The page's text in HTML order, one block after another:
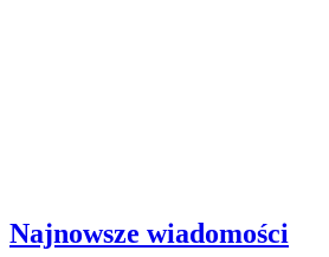
Najnowsze wiadomości